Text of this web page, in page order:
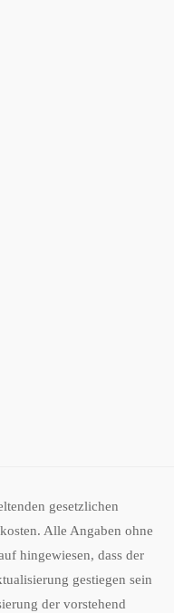
gesetzlichen
Alle Angaben ohne
hingewiesen, dass der
gestiegen sein
der vorstehend